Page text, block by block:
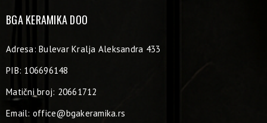
BGA KERAMIKA DOO
Adresa: Bulevar Kralja Aleksandra 433
PIB: 106696148
Matični broj: 20661712
Email: office@bgakeramika.rs